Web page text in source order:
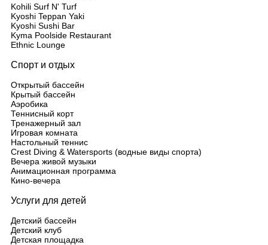
Kohili Surf N' Turf
Kyoshi Teppan Yaki
Kyoshi Sushi Bar
Kyma Poolside Restaurant
Ethnic Lounge
Спорт и отдых
Открытый бассейн
Крытый бассейн
Аэробика
Теннисный корт
Тренажерный зал
Игровая комната
Настольный теннис
Crest Diving & Watersports (водные виды спорта)
Вечера живой музыки
Анимационная программа
Кино-вечера
Услуги для детей
Детский бассейн
Детский клуб
Детская площадка